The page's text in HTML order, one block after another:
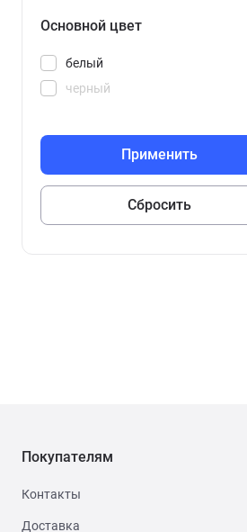
Основной цвет
белый
черный
Покупателям
Контакты
Доставка